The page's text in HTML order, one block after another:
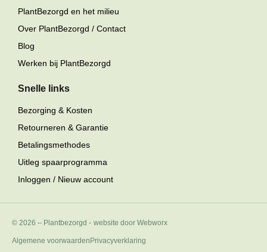
PlantBezorgd en het milieu
Over PlantBezorgd / Contact
Blog
Werken bij PlantBezorgd
Snelle links
Bezorging & Kosten
Retourneren & Garantie
Betalingsmethodes
Uitleg spaarprogramma
Inloggen / Nieuw account
© 2026 – Plantbezorgd - website door Webworx
Algemene voorwaarden Privacyverklaring